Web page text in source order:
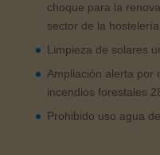
choque para la
sector de la hostelería
Limpieza de solares
Ampliación alerta por
incendios forestales
Prohibido uso agua